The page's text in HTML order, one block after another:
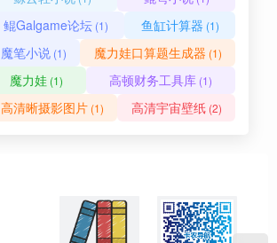
鲲Galgame论坛(1) 鱼缸计算器 (1)
魔笔小说(1) 魔力娃口算题生成器 (1)
魔力娃 (1) 高顿财务工具库 (1)
高清晰摄影图片(1) 高清宇宙壁纸(2)